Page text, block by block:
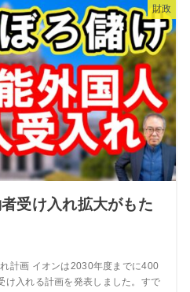
財政
受け入れ拡大がもた
計画 イオンは2030年度までに400
け入れる計画を発表しました。すで